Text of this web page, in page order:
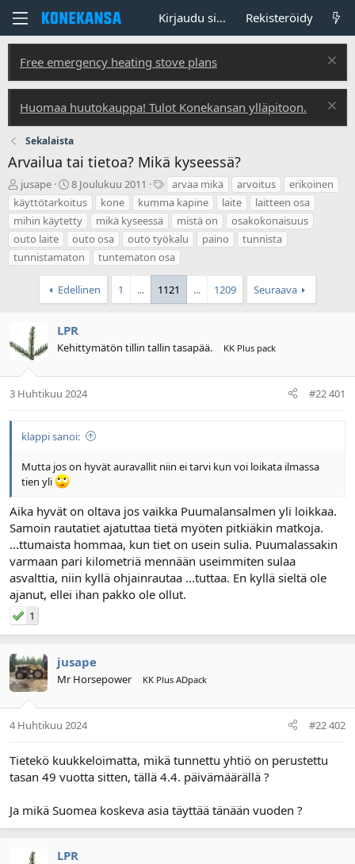
Kirjaudu sisään Rekisteröidy
Free emergency heating stove plans
Huomaa huutokauppa! Tulot Konekansan ylläpitoon.
Sekalaista
Arvailua tai tietoa? Mikä kyseessä?
V
i
e
s
t
i
k
a
i
a
a
jusape
A
l
o
i
t
u
s
p
ä
v
ä
m
r
8 Joulukuu 2011
T
u
n
n
i
s
t
e
arvaa mikä arvoitus
erikoinen
käyttötarkoitus
kone kumma kapine laite
laitteen osa
mihin käytetty
mikä kyseessä mistä on
osakokonaisuus
outo laite
outo osa outo työkalu paino
tunnista
tunnistamaton
tuntematon osa
Edellinen 1 ... 1121 ... 1209 Seuraava
LPR
Kehittymätön tillin tallin tasapää. KK Plus pack
3 Huhtikuu 2024 #22 401
klappi sanoi:
Mutta jos on hyvät auravallit niin ei tarvi kun voi loikata ilmassa
tien yli
Aika hyvät on oltava jos vaikka Puumalansalmen yli loikkaa.
Samoin rautatiet ajatuttaa tietä myöten pitkiäkin matkoja.
...ttumaista hommaa, kun tiet on usein sulia. Puumalassakin
varmaan pari kilometriä mennään useimmiten sulaa
asvalttia, niin kyllä ohjainrautaa ...tuttaa. En kyllä sieltä ole
ajanut, ellei ihan pakko ole ollut.
1
jusape
Mr Horsepower KK Plus ADpack
4 Huhtikuu 2024 #22 402
Tietekö kuukkeloimatta, mikä tunnettu yhtiö on perustettu
tasan 49 vuotta sitten, tällä 4.4. päivämäärällä ?
Ja mikä Suomea koskeva asia täyttää tänään vuoden ?
LPR